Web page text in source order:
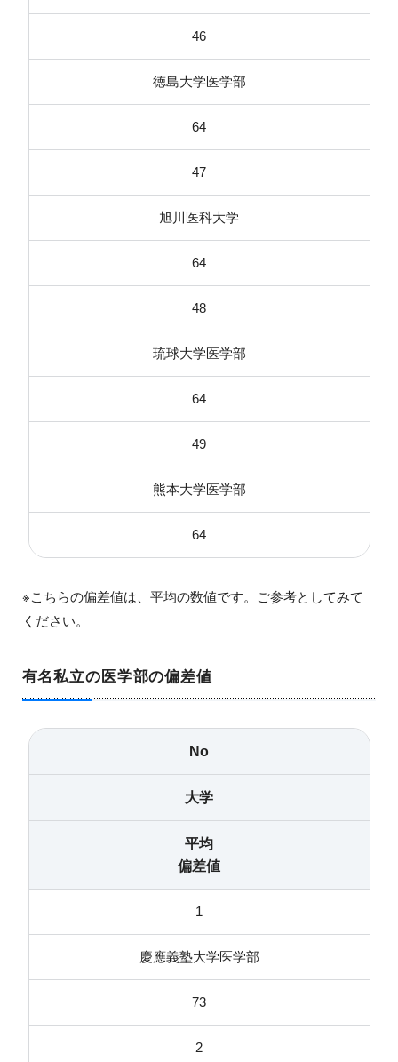
46
徳島大学医学部
64
47
旭川医科大学
64
48
琉球大学医学部
64
49
熊本大学医学部
64
※こちらの偏差値は、平均の数値です。ご参考としてみて
ください。
有名私立の医学部の偏差値
No
大学
平均
偏差値
1
慶應義塾大学医学部
73
2